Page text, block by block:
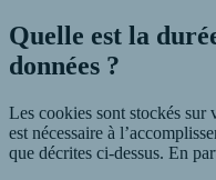
Quelle est la
données ?
Les cookies sont stockés sur
est nécessaire à
que décrites ci-dessus. En